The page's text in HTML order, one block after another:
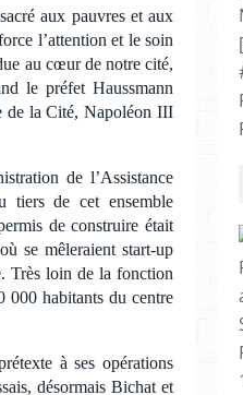
aux pauvres et aux
l’attention et le soin
au cœur de notre cité,
le préfet Haussmann
de la Cité, Napoléon III
de l’Assistance
tiers de cet ensemble
de construire était
se mêleraient start-up
Très loin de la fonction
000 habitants du centre
à ses opérations
désormais Bichat et